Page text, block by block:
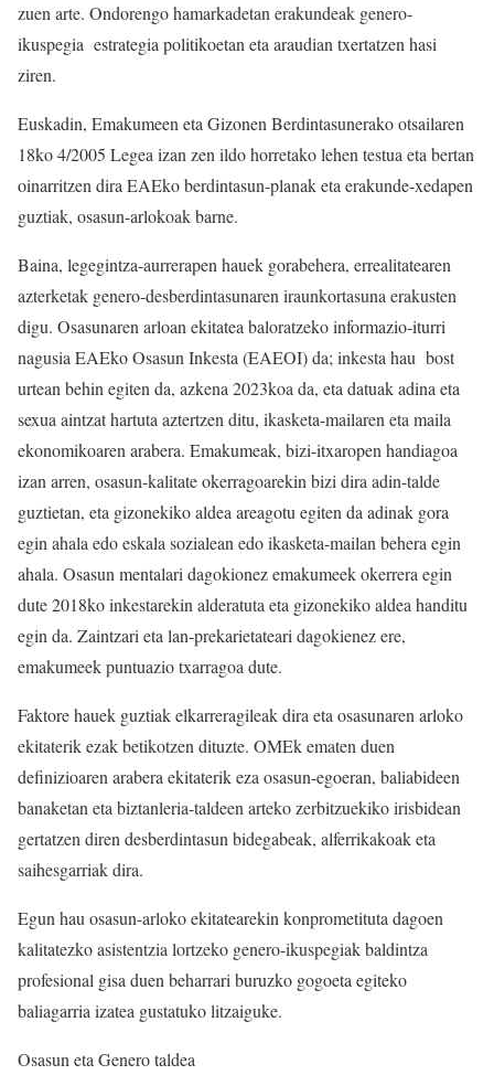
zuen arte. Ondorengo hamarkadetan erakundeak genero-
ikuspegia estrategia politikoetan eta araudian txertatzen hasi
ziren.
Euskadin, Emakumeen eta Gizonen Berdintasunerako otsailaren
18ko 4/2005 Legea izan zen ildo horretako lehen testua eta bertan
oinarritzen dira EAEko berdintasun-planak eta erakunde-xedapen
guztiak, osasun-arlokoak barne.
Baina, legegintza-aurrerapen hauek gorabehera, errealitatearen
azterketak genero-desberdintasunaren iraunkortasuna erakusten
digu. Osasunaren arloan ekitatea baloratzeko informazio-iturri
nagusia EAEko Osasun Inkesta (EAEOI) da; inkesta hau bost
urtean behin egiten da, azkena 2023koa da, eta datuak adina eta
sexua aintzat hartuta aztertzen ditu, ikasketa-mailaren eta maila
ekonomikoaren arabera. Emakumeak, bizi-itxaropen handiagoa
izan arren, osasun-kalitate okerragoarekin bizi dira adin-talde
guztietan, eta gizonekiko aldea areagotu egiten da adinak gora
egin ahala edo eskala sozialean edo ikasketa-mailan behera egin
ahala. Osasun mentalari dagokionez emakumeek okerrera egin
dute 2018ko inkestarekin alderatuta eta gizonekiko aldea handitu
egin da. Zaintzari eta lan-prekarietateari dagokienez ere,
emakumeek puntuazio txarragoa dute.
Faktore hauek guztiak elkarreragileak dira eta osasunaren arloko
ekitaterik ezak betikotzen dituzte. OMEk ematen duen
definizioaren arabera ekitaterik eza osasun-egoeran, baliabideen
banaketan eta biztanleria-taldeen arteko zerbitzuekiko irisbidean
gertatzen diren desberdintasun bidegabeak, alferrikakoak eta
saihesgarriak dira.
Egun hau osasun-arloko ekitatearekin konprometituta dagoen
kalitatezko asistentzia lortzeko genero-ikuspegiak baldintza
profesional gisa duen beharrari buruzko gogoeta egiteko
baliagarria izatea gustatuko litzaiguke.
Osasun eta Genero taldea